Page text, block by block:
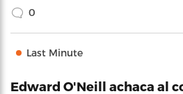
0
Last Minute
Edward O'Neill achaca al